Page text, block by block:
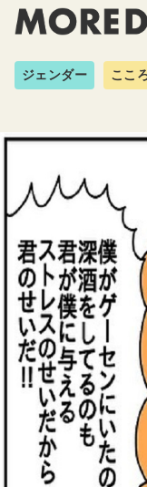
ジェンダー ここ